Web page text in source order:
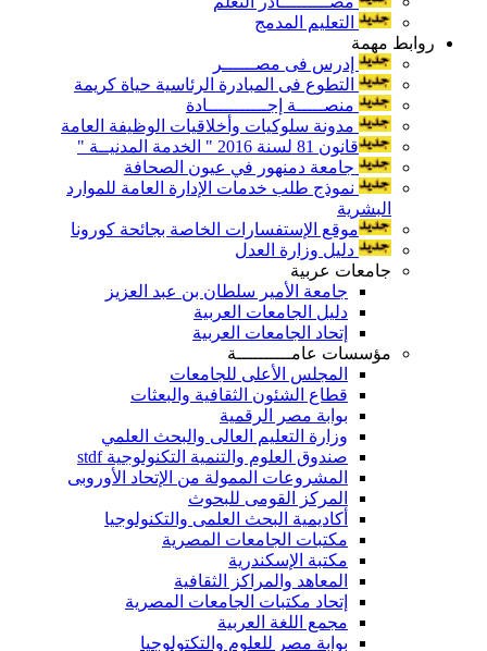
التعليم المدمج
روابط مهمة
إدرس فى مصــــــر
التطوع فى المبادرة الرئاسية حياة كريمة
منصـــــة إجـــــــــــادة
مدونة سلوكيات وأخلاقيات الوظيفة العامة
قانون 81 لسنة 2016 " الخدمة المدنيــة "
جامعة دمنهور في عيون الصحافة
نموذج طلب خدمات الإدارة العامة للموارد
البشرية
موقع الإستفسارات الخاصة بجائحة كورونا
دليل وزارة العدل
جامعات عربية
جامعة الأمير سلطان بن عبد العزيز
دليل الجامعات العربية
إتحاد الجامعات العربية
مؤسسات عامــــــــــة
المجلس الأعلى للجامعات
قطاع الشئون الثقافية والبعثات
بوابة مصر الرقمية
وزارة التعليم العالى والبحث العلمي
صندوق العلوم والتنمية التكنولوجية stdf
المشروعات الممولة من الإتحاد الأوروبى
المركز القومى للبحوث
أكاديمية البحث العلمى والتكنولوجيا
مكتبات الجامعات المصرية
مكتبة الإسكندرية
المعاهد والمراكز الثقافية
إتحاد مكتبات الجامعات المصرية
مجمع اللغة العربية
بوابة مصر للعلوم والتكتولوجيا